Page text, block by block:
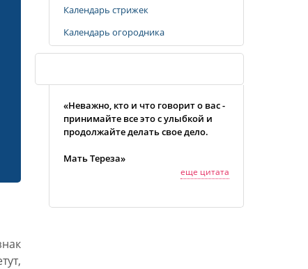
Календарь стрижек
Календарь огородника
«Неважно, кто и что говорит о вас -
принимайте все это с улыбкой и
продолжайте делать свое дело.
Мать Тереза»
еще цитата